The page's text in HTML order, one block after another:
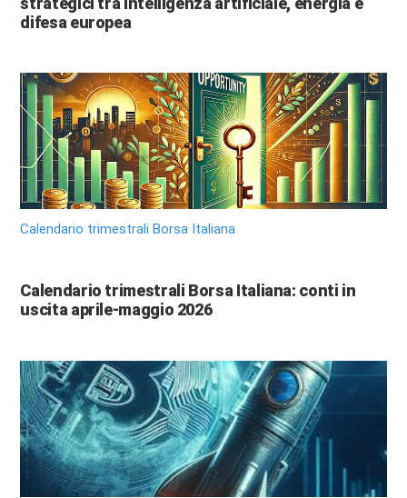
difesa europea
Calendario trimestrali Borsa Italiana
Calendario trimestrali Borsa Italiana: conti in
uscita aprile-maggio 2026